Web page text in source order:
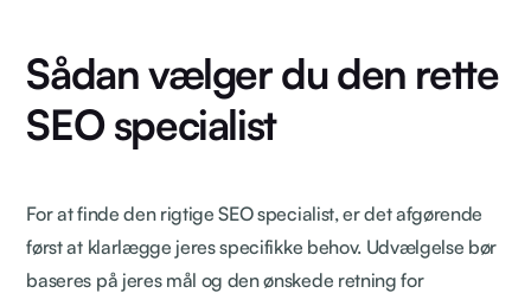
Sådan vælger du den rette
SEO specialist
For at finde den rigtige SEO specialist, er det afgørende
først at klarlægge jeres specifikke behov. Udvælgelse bør
baseres på jeres mål og den ønskede retning for